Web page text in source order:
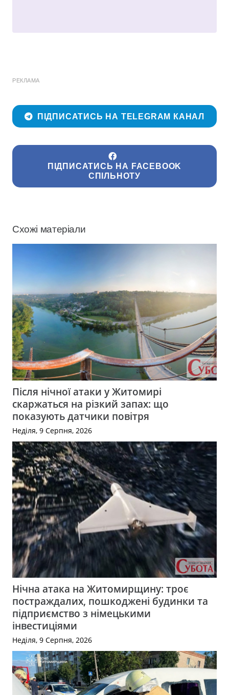
РЕКЛАМА
ПІДПИСАТИСЬ НА TELEGRAM КАНАЛ
ПІДПИСАТИСЬ НА FACEBOOK
СПІЛЬНОТУ
Схожі матеріали
Після нічної атаки у Житомирі
скаржаться на різкий запах: що
показують датчики повітря
Неділя, 9 Серпня, 2026
Нічна атака на Житомирщину: троє
постраждалих, пошкоджені будинки та
підприємство з німецькими
інвестиціями
Неділя, 9 Серпня, 2026